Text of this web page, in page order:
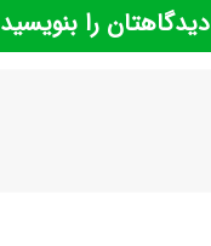
دیدگاهتان را بنویسید